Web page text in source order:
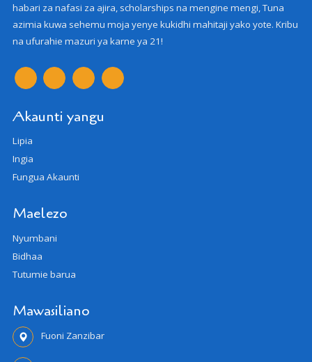
habari za nafasi za ajira, scholarships na mengine mengi, Tuna
azimia kuwa sehemu moja yenye kukidhi mahitaji yako yote. Kribu
na ufurahie mazuri ya karne ya 21!
Akaunti yangu
Lipia
Ingia
Fungua Akaunti
Maelezo
Nyumbani
Bidhaa
Tutumie barua
Mawasiliano
Fuoni Zanzibar